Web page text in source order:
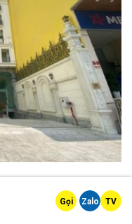
Gọi Zalo TV